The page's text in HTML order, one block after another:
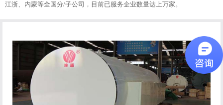
江浙、内蒙等全国分/子公司，目前已服务企业数量达上万家。